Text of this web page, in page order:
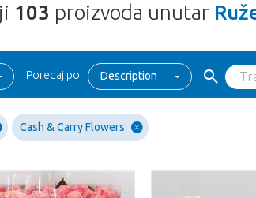
103 proizvoda unutar
Poredaj po Description
Cash & Carry Flowers